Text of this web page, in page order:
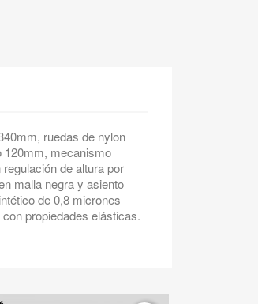
ruedas de nylon
120mm, mecanismo
de altura por
malla negra y asiento
de 0,8 micrones
propiedades elásticas.